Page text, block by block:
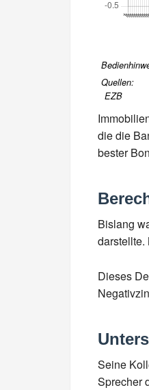
Quellen:
EZB
die die
bester
Bislang
darstellte.
Dieses
Seine
Sprecher